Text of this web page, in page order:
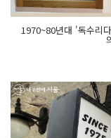
1970~80년대 '독수리